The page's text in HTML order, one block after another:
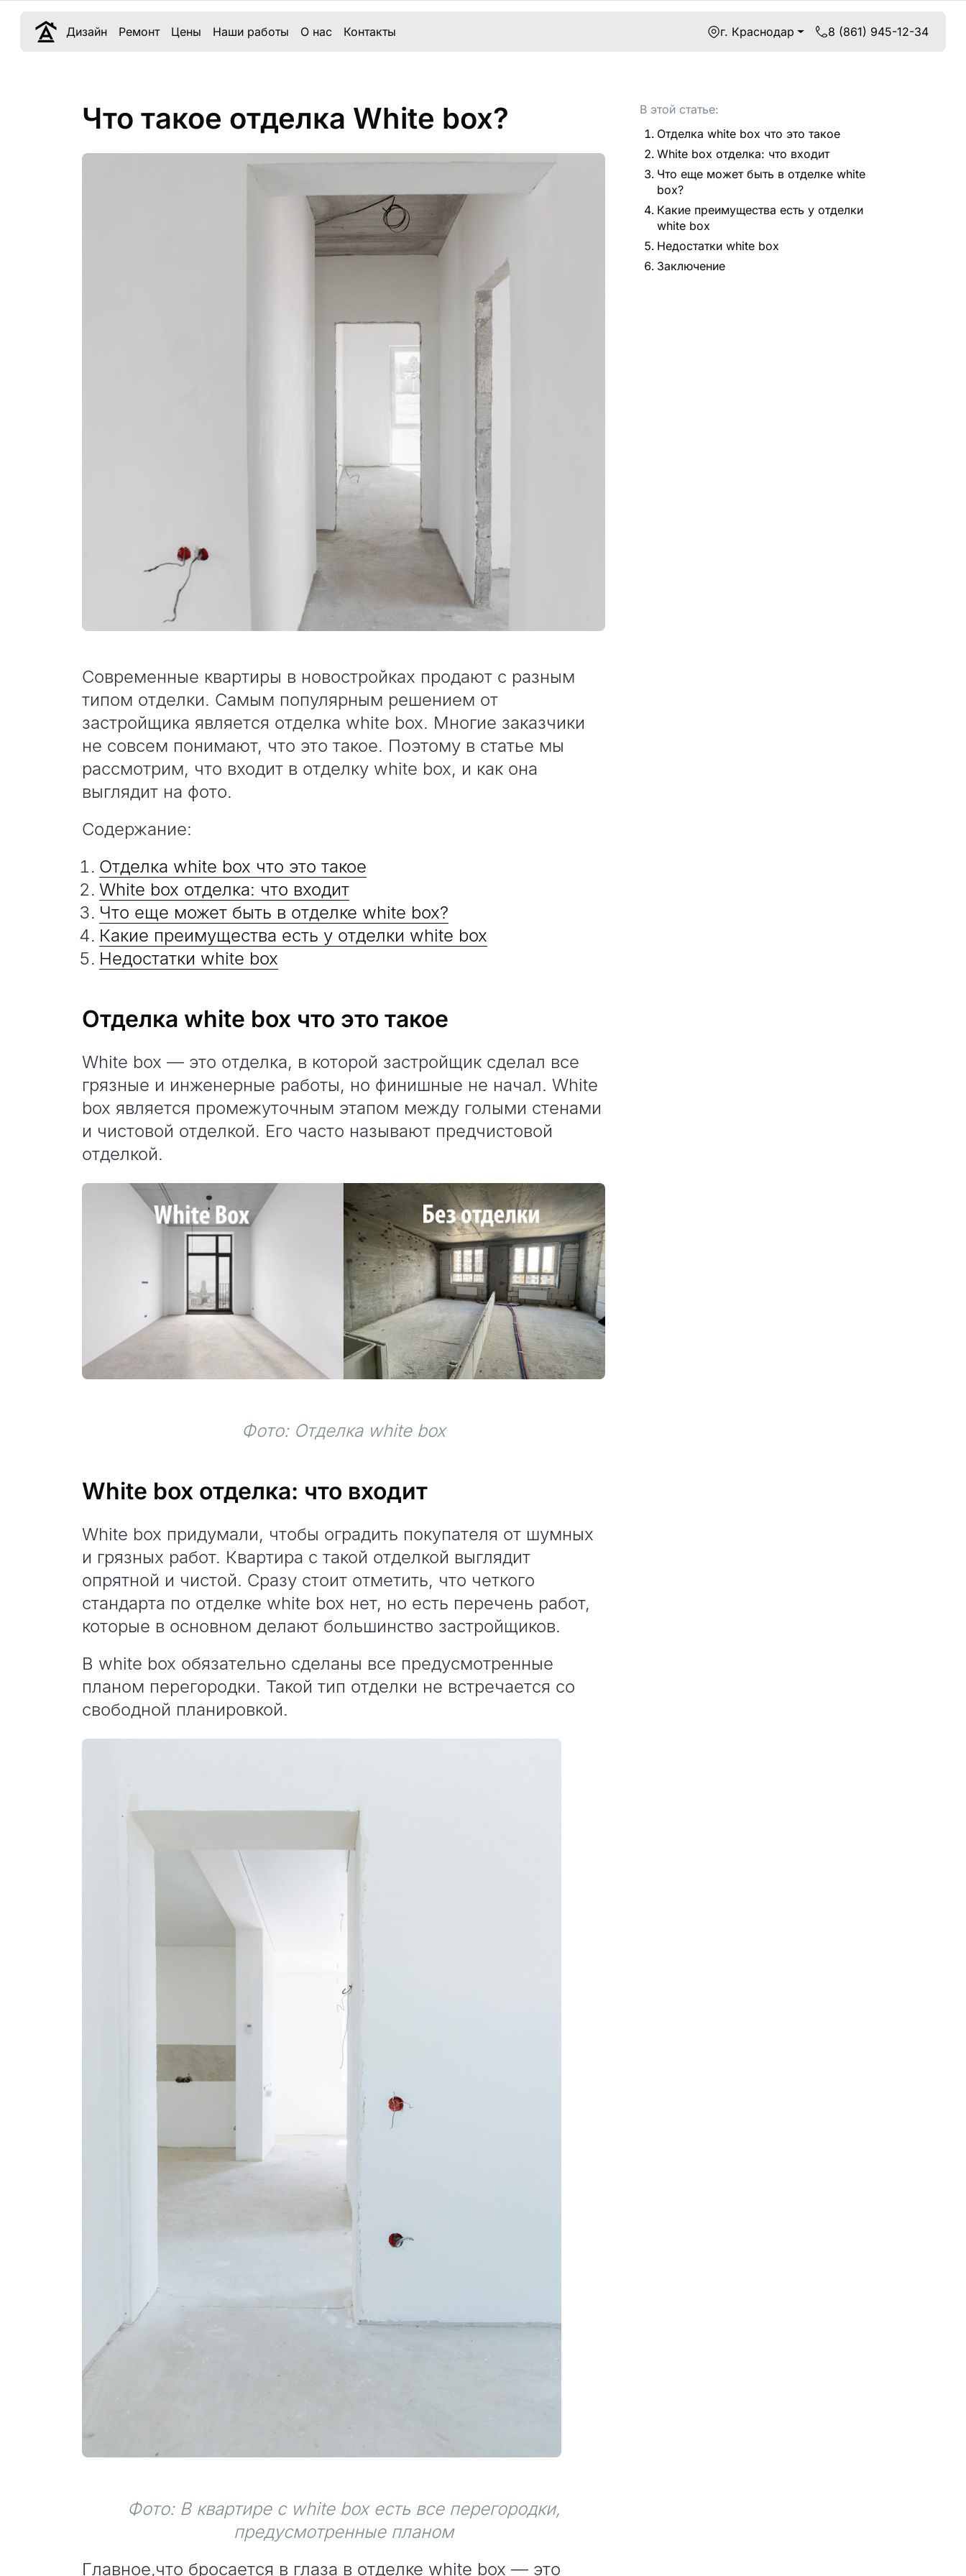
Дизайн Ремонт Цены Наши работы О нас Контакты г. Краснодар 8 (861) 945-12-34
Что такое отделка White box?
Современные квартиры в новостройках продают с разным
типом отделки. Самым популярным решением от
застройщика является отделка white box. Многие заказчики
не совсем понимают, что это такое. Поэтому в статье мы
рассмотрим, что входит в отделку white box, и как она
выглядит на фото.
Содержание:
Отделка white box что это такое
White box отделка: что входит
Что еще может быть в отделке white box?
Какие преимущества есть у отделки white box
Недостатки white box
Отделка white box что это такое
White box — это отделка, в которой застройщик сделал все
грязные и инженерные работы, но финишные не начал. White
box является промежуточным этапом между голыми стенами
и чистовой отделкой. Его часто называют предчистовой
отделкой.
Фото: Отделка white box
White box отделка: что входит
White box придумали, чтобы оградить покупателя от шумных
и грязных работ. Квартира с такой отделкой выглядит
опрятной и чистой. Сразу стоит отметить, что четкого
стандарта по отделке white box нет, но есть перечень работ,
которые в основном делают большинство застройщиков.
В white box обязательно сделаны все предусмотренные
планом перегородки. Такой тип отделки не встречается со
свободной планировкой.
Фото: В квартире с white box есть все перегородки,
предусмотренные планом
Главное,что бросается в глаза в отделке white box — это
В этой статье:
Отделка white box что это такое
White box отделка: что входит
Что еще может быть в отделке white
box?
Какие преимущества есть у отделки
white box
Недостатки white box
Заключение